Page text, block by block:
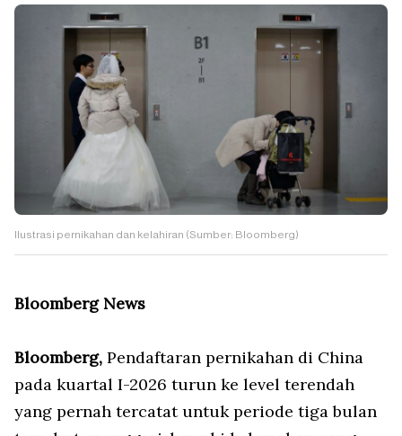
Ilustrasi pernikahan dan kelahiran (Sumber: Bloomberg)
Bloomberg News
Bloomberg, Pendaftaran pernikahan di China
pada kuartal I-2026 turun ke level terendah
yang pernah tercatat untuk periode tiga bulan